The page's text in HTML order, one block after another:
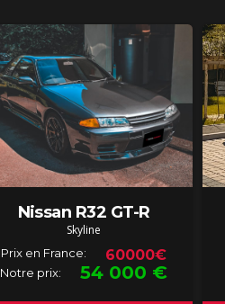
Nissan R32 GT-R
Skyline
Prix en France: 60000€
Notre prix: 54 000 €